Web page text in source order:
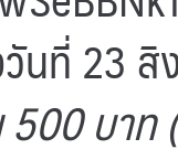
นที่ 23 สิ
500 บา